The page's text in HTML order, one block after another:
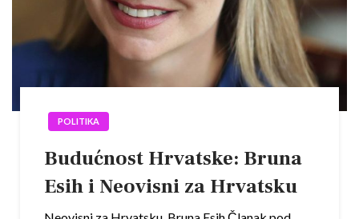
POLITIKA
Budućnost Hrvatske: Bruna
Esih i Neovisni za Hrvatsku